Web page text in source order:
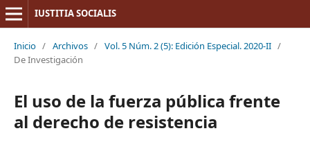
IUSTITIA SOCIALIS
Inicio / Archivos / Vol. 5 Núm. 2 (5): Edición Especial. 2020-II /
De Investigación
El uso de la fuerza pública frente
al derecho de resistencia